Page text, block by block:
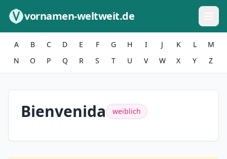
vornamen-weltweit.de
A B C D E F G H I J K L
M
N
O P Q R S T U V W X Y Z
Bienvenida weiblich